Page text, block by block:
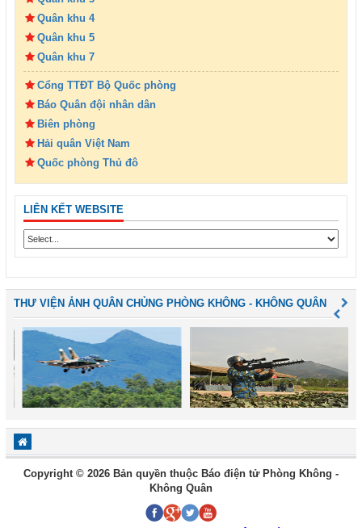
Quân khu 4
Quân khu 5
Quân khu 7
Cổng TTĐT Bộ Quốc phòng
Báo Quân đội nhân dân
Biên phòng
Hải quân Việt Nam
Quốc phòng Thủ đô
LIÊN KẾT WEBSITE
THƯ VIỆN ẢNH QUÂN CHỦNG PHÒNG KHÔNG - KHÔNG QUÂN
Copyright © 2026 Bản quyền thuộc Báo điện tử Phòng Không -
Không Quân